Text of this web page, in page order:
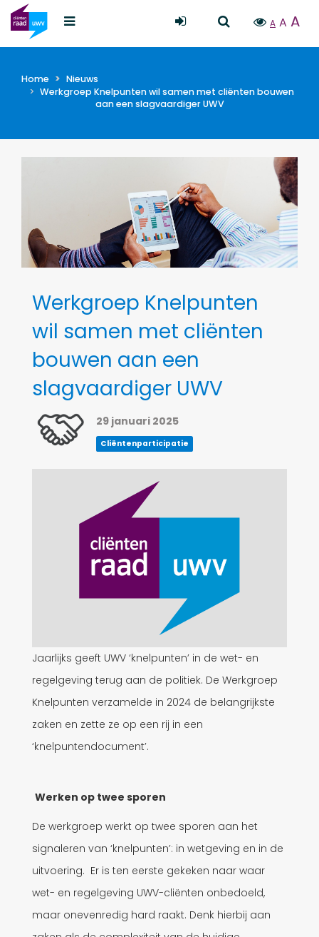
A A A
Home
Nieuws
Werkgroep Knelpunten wil samen met cliënten bouwen
aan een slagvaardiger UWV
Werkgroep Knelpunten
wil samen met cliënten
bouwen aan een
slagvaardiger UWV
29 januari 2025
Cliëntenparticipatie
Jaarlijks geeft UWV ‘knelpunten’ in de wet- en
regelgeving terug aan de politiek. De Werkgroep
Knelpunten verzamelde in 2024 de belangrijkste
zaken en zette ze op een rij in een
‘knelpuntendocument’.
Werken op twee sporen
De werkgroep werkt op twee sporen aan het
signaleren van ‘knelpunten’: in wetgeving en in de
uitvoering. Er is ten eerste gekeken naar waar
wet- en regelgeving UWV-cliënten onbedoeld,
maar onevenredig hard raakt. Denk hierbij aan